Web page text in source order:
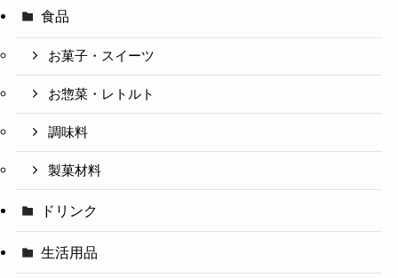
食品
お菓子・スイーツ
お惣菜・レトルト
調味料
製菓材料
ドリンク
生活用品